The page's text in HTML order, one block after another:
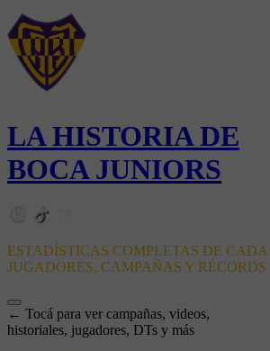
LA HISTORIA DE
BOCA JUNIORS
ESTADÍSTICAS COMPLETAS DE
JUGADORES, CAMPAÑAS Y RÉCORDS
← Tocá para ver campañas, videos,
historiales, jugadores, DTs y más